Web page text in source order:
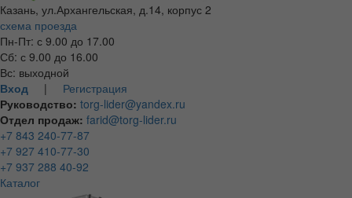
Казань, ул.Архангельская, д.14, корпус 2
схема проезда
Пн-Пт: с 9.00 до 17.00
Сб: с 9.00 до 16.00
Вс: выходной
Вход | Регистрация
Руководство: torg-lider@yandex.ru
Отдел продаж: farid@torg-lider.ru
+7 843 240-77-87
+7 927 410-77-30
+7 937 288 40-92
Каталог